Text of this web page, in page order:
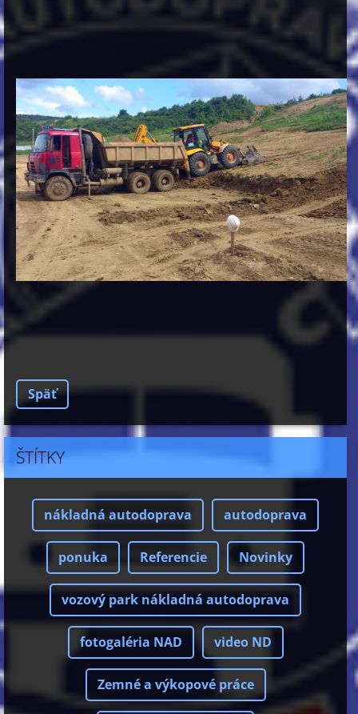
Späť
ŠTÍTKY
nákladná autodoprava autodoprava
ponuka Referencie Novinky
vozový park nákladná autodoprava
fotogaléria NAD video ND
Zemné a výkopové práce